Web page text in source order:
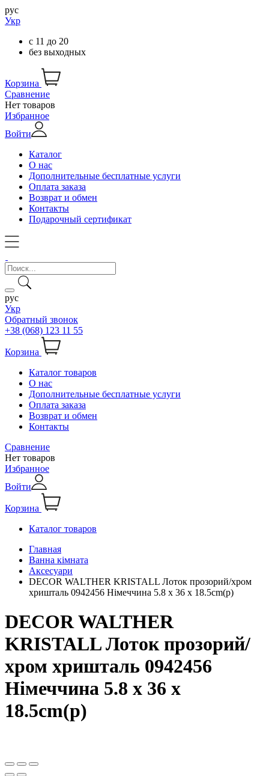
рус
Укр
с 11 до 20
без выходных
Корзина
Сравнение
Нет товаров
Избранное
Войти
Каталог
О нас
Дополнительные бесплатные услуги
Оплата заказа
Возврат и обмен
Контакты
Подарочный сертификат
рус
Укр
Обратный звонок
+38 (068) 123 11 55
Корзина
Каталог товаров
О нас
Дополнительные бесплатные услуги
Оплата заказа
Возврат и обмен
Контакты
Сравнение
Нет товаров
Избранное
Войти
Корзина
Каталог товаров
Главная
Ванна кімната
Аксесуари
DECOR WALTHER KRISTALL Лоток прозорий/хром
хришталь 0942456 Німеччина 5.8 x 36 x 18.5cm(р)
DECOR WALTHER
KRISTALL Лоток прозорий/
хром хришталь 0942456
Німеччина 5.8 x 36 x
18.5cm(р)